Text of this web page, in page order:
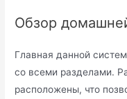
Обзор
Главная данной
со всеми разделами.
расположены, что